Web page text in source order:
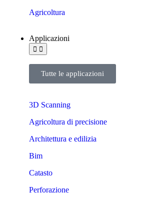
Agricoltura
Applicazioni
Tutte le applicazioni
3D Scanning
Agricoltura di precisione
Architettura e edilizia
Bim
Catasto
Perforazione